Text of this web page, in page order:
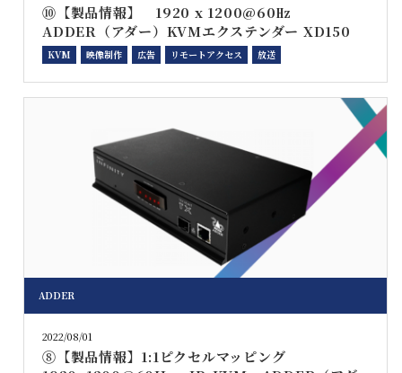
⑩【製品情報】 1920 x 1200@60㎐
ADDER（アダー）KVMエクステンダー XD150
KVM 映像制作 広告 リモートアクセス 放送
ADDER
2022/08/01
⑧【製品情報】1:1ピクセルマッピング